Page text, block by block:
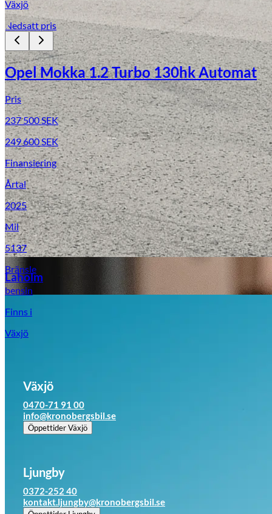
Laholm
Växjö
Nedsatt pris
Opel Mokka 1.2 Turbo 130hk Automat
Pris
237 500SEK
249 600 SEK
Finansiering
Årtal
2025
Mil
5137
Bränsle
bensin
Finns i
Växjö
Växjö
0470-71 91 00
info@kronobergsbil.se
ÖppettiderVäxjö
Ljungby
0372-252 40
kontakt.ljungby@kronobergsbil.se